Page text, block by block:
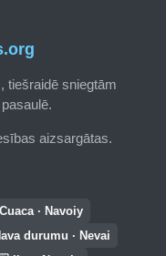
tiešraidē sniegtām
aizsargātas.
Cuaca · Navoiy
durumu · Nevai